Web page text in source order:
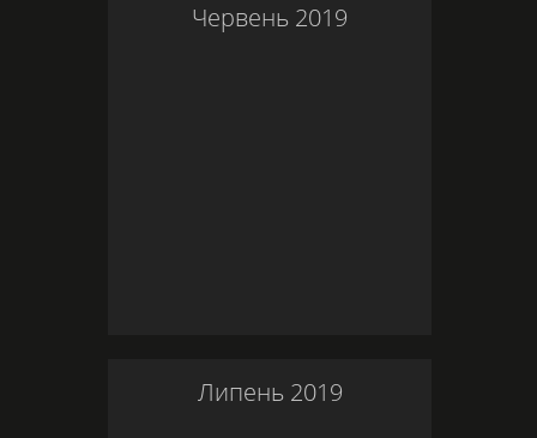
Червень 2019
Липень 2019